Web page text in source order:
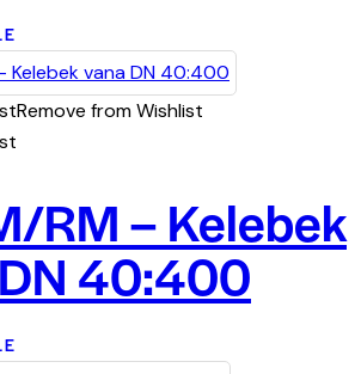
Remove from Wishlist
RM – Kelebek
40:400